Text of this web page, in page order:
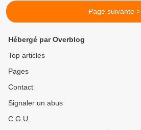
Page suivante >
Hébergé par Overblog
Top articles
Pages
Contact
Signaler un abus
C.G.U.